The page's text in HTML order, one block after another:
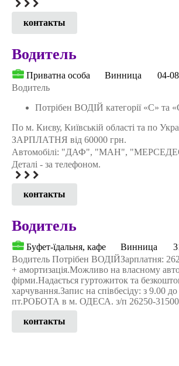
контакты
Водитель
Приватна особа Винница
04-
Водитель
Потрібен ВОДІЙ категорії «С» та
По м. Києву, Київській області та по
ЗАРПЛАТНЯ від 60000 грн.
Автомобілі: "ДАФ", "МАН",
Деталі - за телефоном.
контакты
Водитель
Буфет-їдальня, кафе Винница
Водитель Потрібен ВОДІЙЗарплатня:
+ амортизація.Можливо на власному
фірми.Надається гуртожиток та
харчування.Запис на співбесіду: з 9.00
пт.РОБОТА в м. ОДЕСА. з/п 26250-31500
контакты